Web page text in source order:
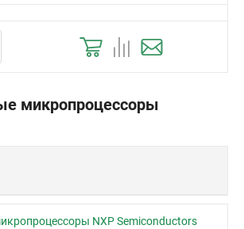
микропроцессоры
NXP Semiconductors